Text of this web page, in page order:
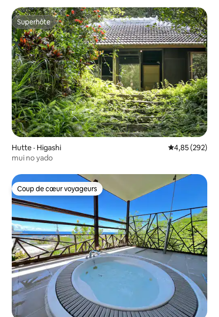
Superhôte
Superhôte
Hutte · Higashi Note
4,85 (292)
mui no yado
Coup de cœur voyageurs
Coup de cœur voyageurs